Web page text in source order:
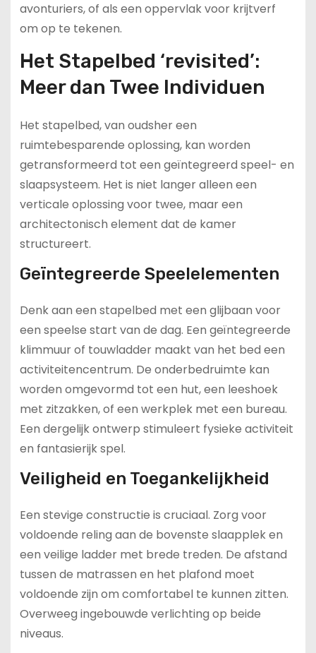
avonturiers, of als een oppervlak voor krijtverf
om op te tekenen.
Het Stapelbed ‘revisited’:
Meer dan Twee Individuen
Het stapelbed, van oudsher een
ruimtebesparende oplossing, kan worden
getransformeerd tot een geïntegreerd speel- en
slaapsysteem. Het is niet langer alleen een
verticale oplossing voor twee, maar een
architectonisch element dat de kamer
structureert.
Geïntegreerde Speelelementen
Denk aan een stapelbed met een glijbaan voor
een speelse start van de dag. Een geïntegreerde
klimmuur of touwladder maakt van het bed een
activiteitencentrum. De onderbedruimte kan
worden omgevormd tot een hut, een leeshoek
met zitzakken, of een werkplek met een bureau.
Een dergelijk ontwerp stimuleert fysieke activiteit
en fantasierijk spel.
Veiligheid en Toegankelijkheid
Een stevige constructie is cruciaal. Zorg voor
voldoende reling aan de bovenste slaapplek en
een veilige ladder met brede treden. De afstand
tussen de matrassen en het plafond moet
voldoende zijn om comfortabel te kunnen zitten.
Overweeg ingebouwde verlichting op beide
niveaus.